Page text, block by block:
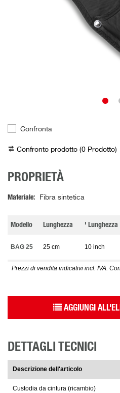
Confronta
Confronto prodotto (0 Prodotto)
PROPRIETÀ
Materiale Fibra sintetica
Modello Lunghezza ' Lunghezza
BAG 25 25 cm 10 inch
Prezzi di vendita indicativi incl. IVA.
AGGIUNGI
DETTAGLI TECNICI
Descrizione dell'articolo
Custodia da cintura (ricambio)